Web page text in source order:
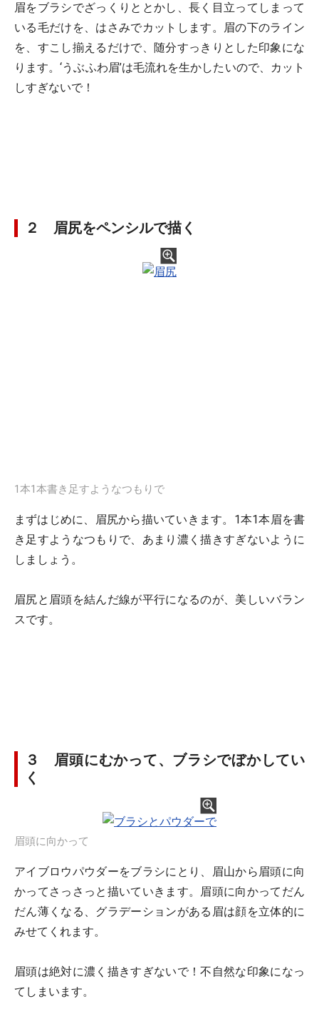
眉をブラシでざっくりととかし、長く目立ってしまって
いる毛だけを、はさみでカットします。眉の下のライン
を、すこし揃えるだけで、随分すっきりとした印象にな
ります。‘うぶふわ眉’は毛流れを生かしたいので、カット
しすぎないで！
２ 眉尻をペンシルで描く
1本1本書き足すようなつもりで
まずはじめに、眉尻から描いていきます。1本1本眉を書
き足すようなつもりで、あまり濃く描きすぎないように
しましょう。
眉尻と眉頭を結んだ線が平行になるのが、美しいバラン
スです。
３ 眉頭にむかって、ブラシでぼかしてい
く
眉頭に向かって
アイブロウパウダーをブラシにとり、眉山から眉頭に向
かってさっさっと描いていきます。眉頭に向かってだん
だん薄くなる、グラデーションがある眉は顔を立体的に
みせてくれます。
眉頭は絶対に濃く描きすぎないで！不自然な印象になっ
てしまいます。